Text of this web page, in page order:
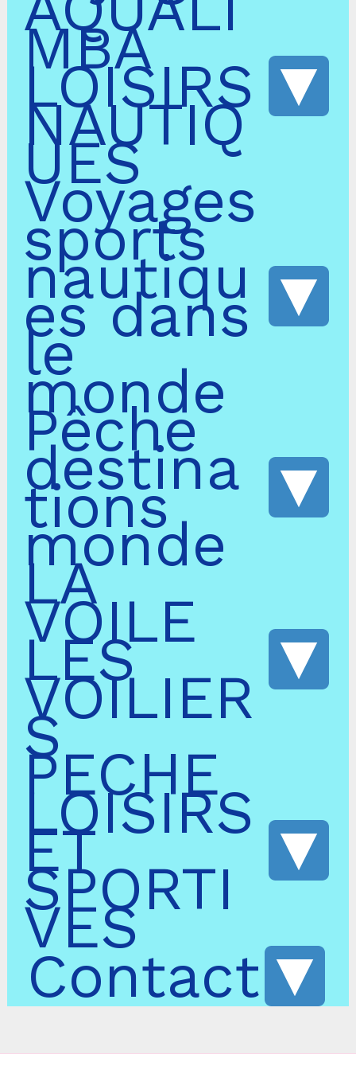
MBA
LOISIRS
NAUTIQ
UES
Voyages
sports
nautiqu
es dans
le
monde
Pêche
destina
tions
monde
LA
VOILE
LES
VOILIER
S
PECHE
LOISIRS
ET
SPORTI
VES
Contact